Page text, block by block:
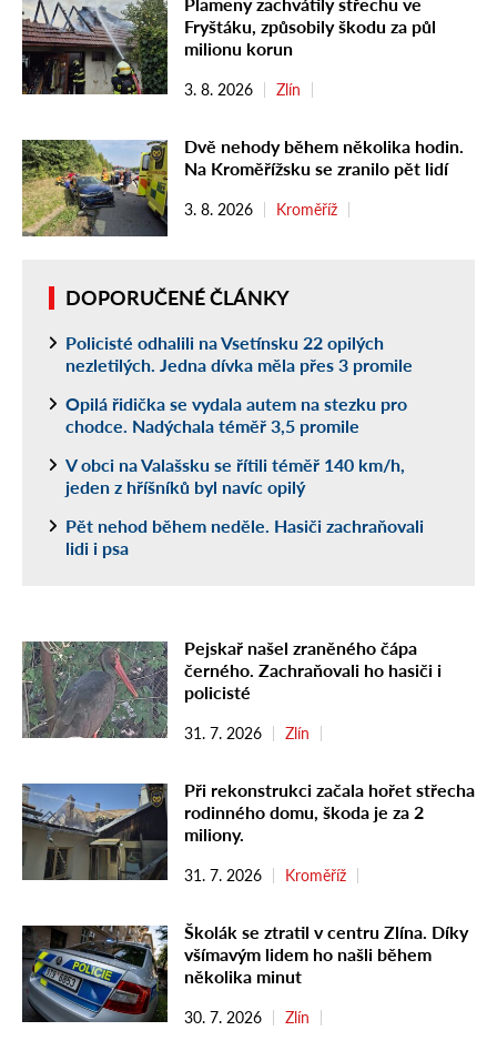
Fryštáku, způsobily škodu za půl
milionu korun
3. 8. 2026 Zlín
Dvě nehody během několika hodin.
Na Kroměřížsku se zranilo pět lidí
3. 8. 2026 Kroměříž
DOPORUČENÉ ČLÁNKY
Policisté odhalili na Vsetínsku 22 opilých
nezletilých. Jedna dívka měla přes 3 promile
Opilá řidička se vydala autem na stezku pro
chodce. Nadýchala téměř 3,5 promile
V obci na Valašsku se řítili téměř 140 km/h,
jeden z hříšníků byl navíc opilý
Pět nehod během neděle. Hasiči zachraňovali
lidi i psa
Pejskař našel zraněného čápa
černého. Zachraňovali ho hasiči i
policisté
31. 7. 2026 Zlín
Při rekonstrukci začala hořet střecha
rodinného domu, škoda je za 2
miliony.
31. 7. 2026 Kroměříž
Školák se ztratil v centru Zlína. Díky
všímavým lidem ho našli během
několika minut
30. 7. 2026 Zlín